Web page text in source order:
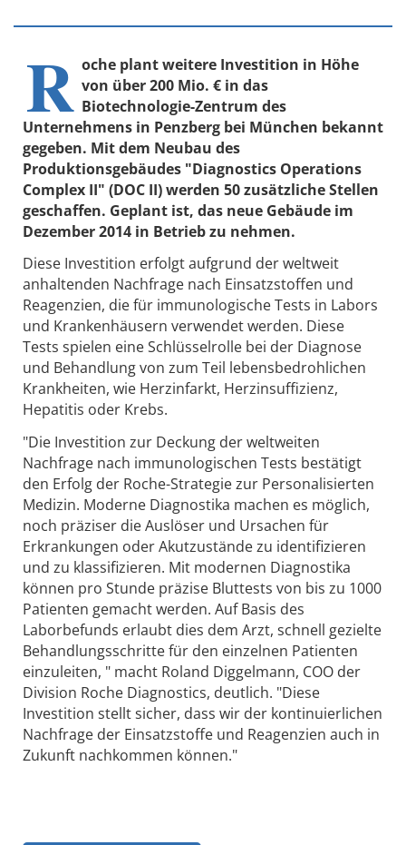
R oche plant weitere Investition in Höhe
von über 200 Mio. € in das
Biotechnologie-Zentrum des
Unternehmens in Penzberg bei München bekannt
gegeben. Mit dem Neubau des
Produktionsgebäudes "Diagnostics Operations
Complex II" (DOC II) werden 50 zusätzliche Stellen
geschaffen. Geplant ist, das neue Gebäude im
Dezember 2014 in Betrieb zu nehmen.
Diese Investition erfolgt aufgrund der weltweit
anhaltenden Nachfrage nach Einsatzstoffen und
Reagenzien, die für immunologische Tests in Labors
und Krankenhäusern verwendet werden. Diese
Tests spielen eine Schlüsselrolle bei der Diagnose
und Behandlung von zum Teil lebensbedrohlichen
Krankheiten, wie Herzinfarkt, Herzinsuffizienz,
Hepatitis oder Krebs.
"Die Investition zur Deckung der weltweiten
Nachfrage nach immunologischen Tests bestätigt
den Erfolg der Roche-Strategie zur Personalisierten
Medizin. Moderne Diagnostika machen es möglich,
noch präziser die Auslöser und Ursachen für
Erkrankungen oder Akutzustände zu identifizieren
und zu klassifizieren. Mit modernen Diagnostika
können pro Stunde präzise Bluttests von bis zu 1000
Patienten gemacht werden. Auf Basis des
Laborbefunds erlaubt dies dem Arzt, schnell gezielte
Behandlungsschritte für den einzelnen Patienten
einzuleiten, " macht Roland Diggelmann, COO der
Division Roche Diagnostics, deutlich. "Diese
Investition stellt sicher, dass wir der kontinuierlichen
Nachfrage der Einsatzstoffe und Reagenzien auch in
Zukunft nachkommen können."